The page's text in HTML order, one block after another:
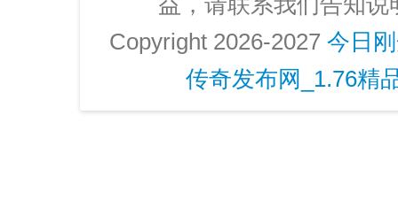
Copyright 2026-2027 今日
传奇发布网_1.76精